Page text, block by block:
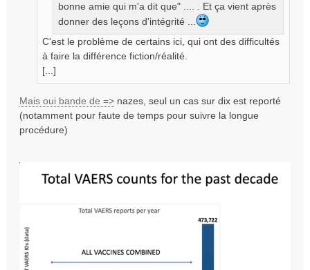
bonne amie qui m'a dit que" .... . Et ça vient après
donner des leçons d'intégrité ...
C'est le problème de certains ici, qui ont des difficultés
à faire la différence fiction/réalité.
[...]
Mais oui bande de => nazes, seul un cas sur dix est reporté
(notamment pour faute de temps pour suivre la longue
procédure)